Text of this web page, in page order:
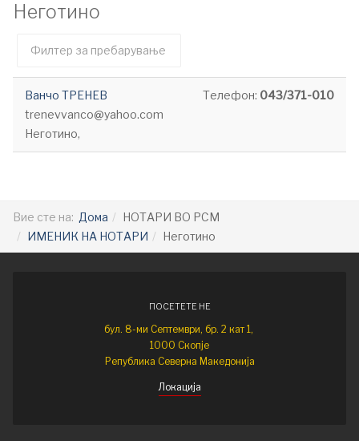
Неготино
Необјавено
Филтер
Телефон: 043/371-010
Ванчо ТРЕНЕВ
trenevvanco@yahoo.com
Неготино,
Вие сте на: Дома
НОТАРИ ВО РСМ
ИМЕНИК НА НОТАРИ
Неготино
ПОСЕТЕТЕ НЕ
бул. 8-ми Септември, бр. 2 кат 1,
1000 Скопје
Република Северна Македонија
Локација